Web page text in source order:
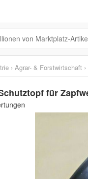
› Agrar- & Forstwirtschaft ›
für